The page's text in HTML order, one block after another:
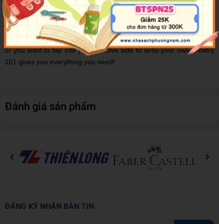
writing, famous poets, and poetry movements and concepts—and
even find inspiration for creating poems of your own.
Whether you are looking to better understand the poems you read,
or you want to tap into your creative side to write your own, Poetry
101 gives you everything you need!
Đánh giá sản phẩm
ĐĂNG KÝ NHẬN BẢN TIN